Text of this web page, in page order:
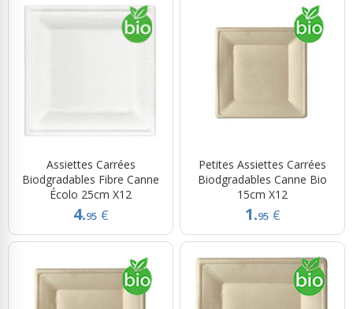
Assiettes Carrées
Biodgradables Fibre Canne
Écolo 25cm X12
4.95 €
Petites Assiettes Carrées
Biodgradables Canne Bio
15cm X12
1.95 €